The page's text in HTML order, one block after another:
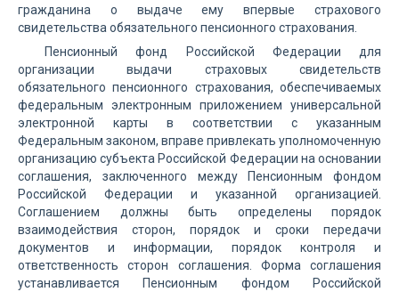
гражданина о выдаче ему впервые страхового
свидетельства обязательного пенсионного страхования.
Пенсионный фонд Российской Федерации для
организации выдачи страховых свидетельств
обязательного пенсионного страхования, обеспечиваемых
федеральным электронным приложением универсальной
электронной карты в соответствии с указанным
Федеральным законом, вправе привлекать уполномоченную
организацию субъекта Российской Федерации на основании
соглашения, заключенного между Пенсионным фондом
Российской Федерации и указанной организацией.
Соглашением должны быть определены порядок
взаимодействия сторон, порядок и сроки передачи
документов и информации, порядок контроля и
ответственность сторон соглашения. Форма соглашения
устанавливается Пенсионным фондом Российской